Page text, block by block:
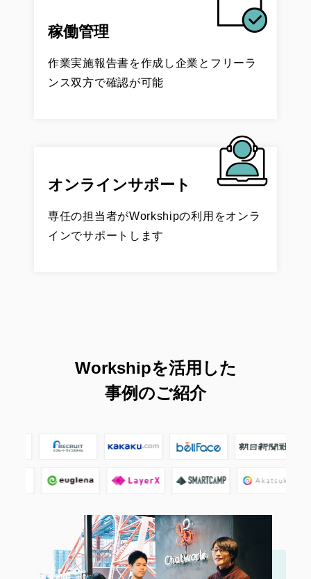
稼働管理
作業実施報告書を作成し企業と フリーラ
ンス双方で確認が可能
オンラインサポート
専任の担当者がWorkshipの利用をオンラ
インでサポートします
Workshipを活用した
事例のご紹介